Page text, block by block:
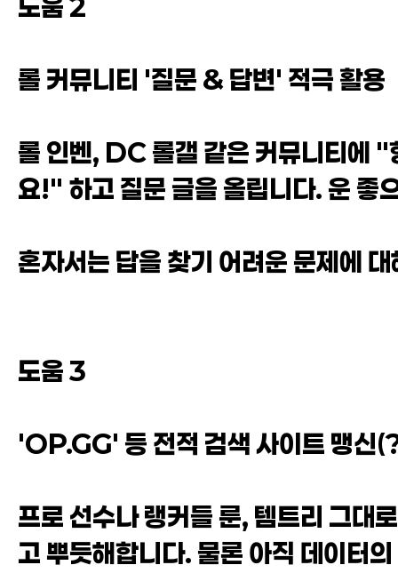
도움 2
롤 커뮤니티 '질문 & 답변' 적극 활용
롤 인벤, DC 롤갤 같은 커뮤니티에
요!" 하고 질문 글을 올립니다. 운 좋
혼자서는 답을 찾기 어려운 문제에
도움 3
'OP.GG' 등 전적 검색 사이트 맹신
프로 선수나 랭커들 룬, 템트리 그대
고 뿌듯해합니다. 물론 아직 데이터